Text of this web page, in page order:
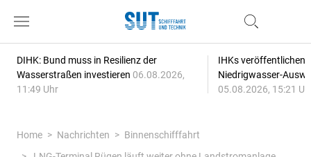
DIHK: Bund muss in Resilienz der
Wasserstraßen investieren 06.08.2026,
11:49 Uhr
IHKs veröffentlichen
Niedrigwasser-
05.08.2026, 15:21
Home Nachrichten
Binnenschifffahrt